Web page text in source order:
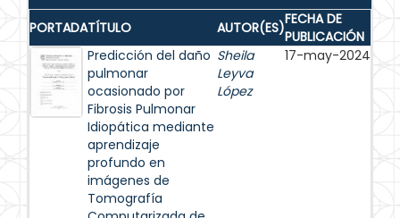
PORTADATÍTULO AUTOR(ES)FECHA DE
PUBLICACIÓN
Predicción del daño
pulmonar
ocasionado por
Fibrosis Pulmonar
Idiopática mediante
aprendizaje
profundo en
imágenes de
Tomografía
Sheila
Leyva
López
17-may-2024